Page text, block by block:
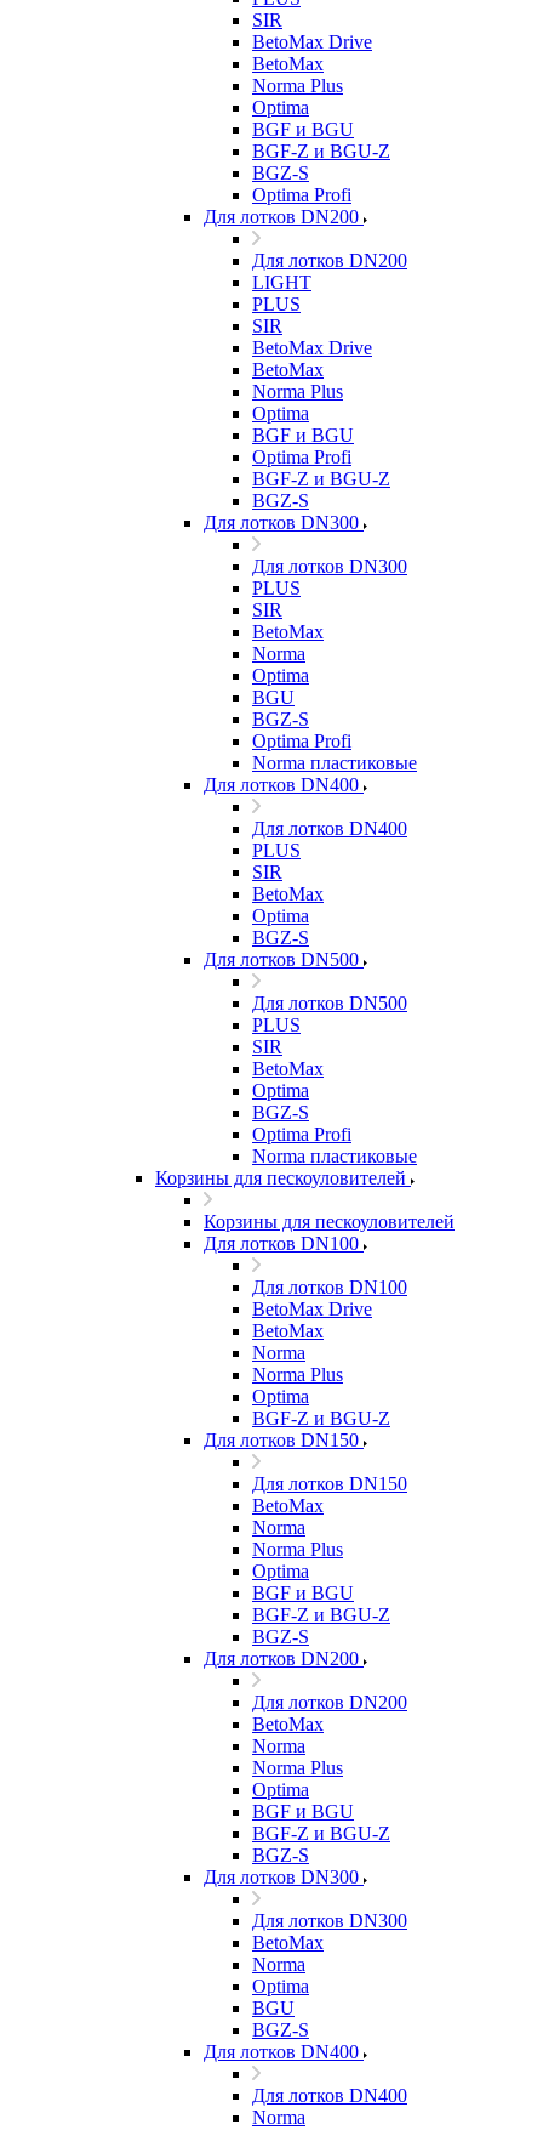
SIR
BetoMax Drive
BetoMax
Norma Plus
Optima
BGF и BGU
BGF-Z и BGU-Z
BGZ-S
Optima Profi
Для лотков DN200
Для лотков DN200
LIGHT
PLUS
SIR
BetoMax Drive
BetoMax
Norma Plus
Optima
BGF и BGU
Optima Profi
BGF-Z и BGU-Z
BGZ-S
Для лотков DN300
Для лотков DN300
PLUS
SIR
BetoMax
Norma
Optima
BGU
BGZ-S
Optima Profi
Norma пластиковые
Для лотков DN400
Для лотков DN400
PLUS
SIR
BetoMax
Optima
BGZ-S
Для лотков DN500
Для лотков DN500
PLUS
SIR
BetoMax
Optima
BGZ-S
Optima Profi
Norma пластиковые
Корзины для пескоуловителей
Корзины для пескоуловителей
Для лотков DN100
Для лотков DN100
BetoMax Drive
BetoMax
Norma
Norma Plus
Optima
BGF-Z и BGU-Z
Для лотков DN150
Для лотков DN150
BetoMax
Norma
Norma Plus
Optima
BGF и BGU
BGF-Z и BGU-Z
BGZ-S
Для лотков DN200
Для лотков DN200
BetoMax
Norma
Norma Plus
Optima
BGF и BGU
BGF-Z и BGU-Z
BGZ-S
Для лотков DN300
Для лотков DN300
BetoMax
Norma
Optima
BGU
BGZ-S
Для лотков DN400
Для лотков DN400
Norma